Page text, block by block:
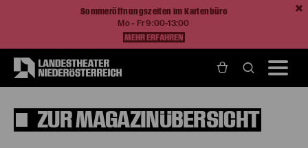
Sommeröffnungszeiten im Kartenbüro
Mo - Fr 9:00-13:00
MEHR ERFAHREN
ZUR MAGAZINÜBERSICHT